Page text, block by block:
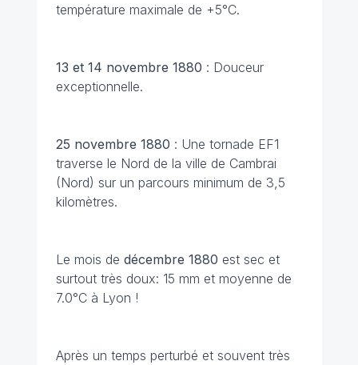
température maximale de +5°C.
13 et 14 novembre 1880 : Douceur
exceptionnelle.
25 novembre 1880 : Une tornade EF1
traverse le Nord de la ville de Cambrai
(Nord) sur un parcours minimum de 3,5
kilomètres.
Le mois de décembre 1880 est sec et
surtout très doux: 15 mm et moyenne de
7.0°C à Lyon !
Après un temps perturbé et souvent très